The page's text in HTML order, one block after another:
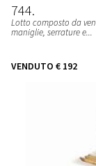
744
Lotto composto da
maniglie, serrature e...
VENDUTO € 192